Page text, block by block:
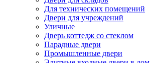
Для технических помещений
Двери для учреждений
Уличные
Дверь коттедж со стеклом
Парадные двери
Промышленные двери